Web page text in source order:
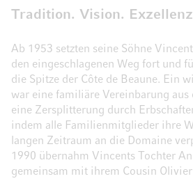
Tradition. Vision.
Ab 1953 setzten seine Söhne
den eingeschlagenen Weg fort und
die Spitze der Côte de Beaune. Ein
war eine familiäre Vereinbarung aus
eine Zersplitterung durch
indem alle Familienmitglieder ihre
langen Zeitraum an die Domaine
1990 übernahm Vincents Tochter
gemeinsam mit ihrem Cousin